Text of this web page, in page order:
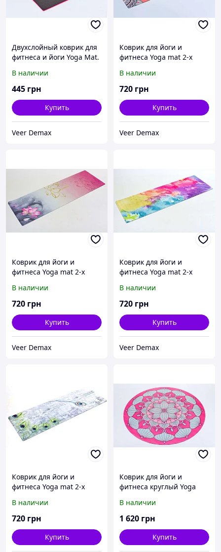
Двухслойный коврик для
фитнеса и йоги Yoga Mat.
1.73*0.61*6mm) розовый-
черный
В наличии
445 грн
Купить
Veer Demax
Коврик для йоги и
фитнеса Yoga mat 2-х
mm ( 1.83*0.61*3mm)
В наличии
720 грн
Купить
Veer Demax
Коврик для йоги и
фитнеса Yoga mat 2-х
mm ( 1.83*0.61*3mm)
В наличии
720 грн
Купить
Veer Demax
Коврик для йоги и
фитнеса Yoga mat 2-х
mm ( 1.83*0.61*3mm)
В наличии
720 грн
Купить
Veer Demax
Коврик для йоги и
фитнеса Yoga mat 2-х
mm ( 1.83*0.61*3mm)
В наличии
720 грн
Купить
Коврик для йоги и
фитнеса круглый Yoga
каучук 1 mm ( d 1.50 cm
*1mm)
В наличии
1 620 грн
Купить